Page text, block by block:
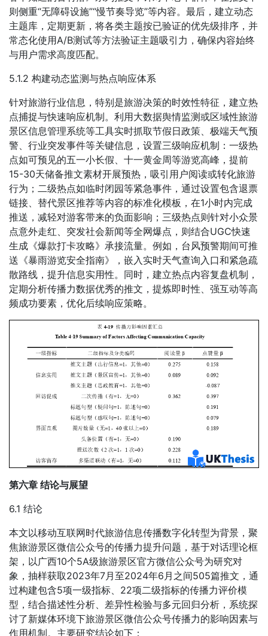
则侧重“无障碍设施”“慢节奏导览”等内容。最后，建立动态
主题库，定期更新，将各类主题按已验证的优先级排序，并
常态化使用A/B测试等方法验证主题吸引力，确保内容始终
与用户需求高度匹配。
5.1.2 构建动态监测与热点响应体系
针对旅游行业信息，特别是旅游决策的时效性特征，建立热
点捕捉与快速响应机制。利用大数据舆情监测或区域性旅游
景区信息管理系统等工具实时抓取节假日政策、极端天气预
警、行业突发事件等关键信息，设置三级响应机制：一级热
点如可预见的五一小长假、十一黄金周等游览高峰，提前
15-30天储备推文素材开展预热，吸引用户阅读或转化旅游
行为；二级热点如临时闭园等紧急事件，通过设置包含退票
链接、替代景区推荐等内容的标准化模板，在1小时内完成
推送，减轻对游客带来的负面影响；三级热点则针对小众景
点意外走红、突发社会新闻等全网爆点，则结合UGC快速
生成《爆款打卡攻略》承接流量。例如，台风预警期间可推
送《暴雨游览安全指南》，嵌入实时天气查询入口和紧急疏
散路线，提升信息实用性。同时，建立热点内容复盘机制，
定期分析传播力数据优秀的推文，提炼即时性、强互动等高
频成功要素，优化后续响应策略。
第六章 结论与展望
6.1 结论
本文以移动互联网时代旅游信息传播数字化转型为背景，聚
焦旅游景区微信公众号的传播力提升问题，基于对话理论框
架，以广西10个5A级旅游景区官方微信公众号为研究对
象，抽样获取2023年7月至2024年6月之间505篇推文，通
过构建包含5项一级指标、22项二级指标的传播力评价模
型，结合描述性分析、差异性检验与多元回归分析，系统探
讨了新媒体环境下旅游景区微信公众号传播力的影响因素与
作用机制。主要研究结论如下：